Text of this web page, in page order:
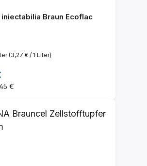
Braun Ecoflac
(3,27 € / 1 Liter)
Preis:
€